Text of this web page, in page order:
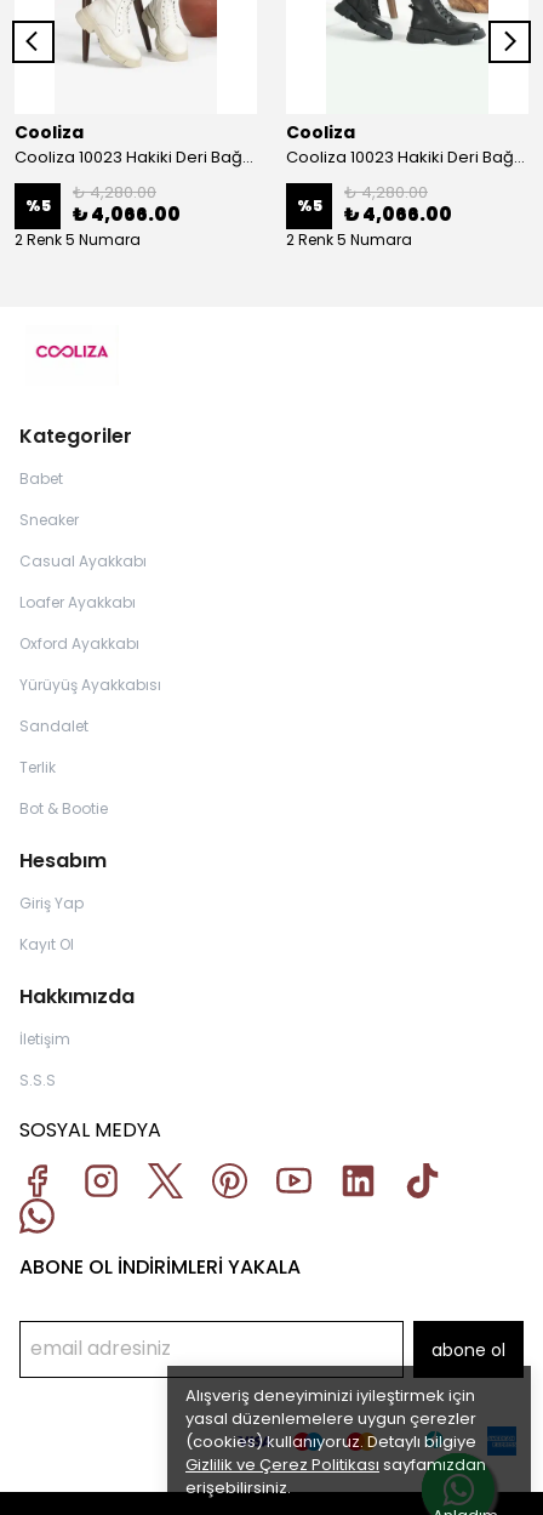
Alışveriş deneyiminizi iyileştirmek için
yasal düzenlemelere uygun çerezler
(cookies) kullanıyoruz. Detaylı bilgiye
Gizlilik ve Çerez Politikası sayfamızdan
erişebilirsiniz.
Cooliza
Cooliza 10023 Hakiki Deri Bağcıklı ve Fermuarlı Rahat Kadın Bot Ayakkabı - Ekru
%5
₺ 4,280.00
₺ 4,066.00
2 Renk 5 Numara
Cooliza
Cooliza 10023 Hakiki Deri Bağcıklı ve Fermuarlı Rahat Kadın Bot Ayakkabı - Siyah
%5
₺ 4,280.00
₺ 4,066.00
2 Renk 5 Numara
Kategoriler
Babet
Sneaker
Casual Ayakkabı
Loafer Ayakkabı
Oxford Ayakkabı
Yürüyüş Ayakkabısı
Sandalet
Terlik
Bot & Bootie
Hesabım
Giriş Yap
Kayıt Ol
Hakkımızda
İletişim
S.S.S
SOSYAL MEDYA
ABONE OL İNDİRİMLERİ YAKALA
abone ol